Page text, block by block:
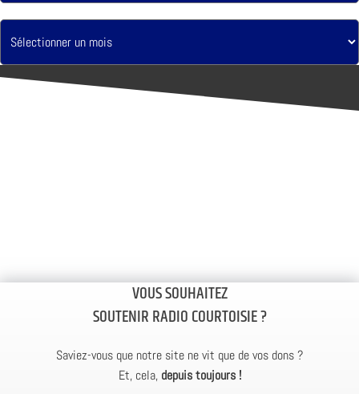
VOUS SOUHAITEZ
SOUTENIR RADIO COURTOISIE ?
Saviez-vous que notre site ne vit que de vos dons ?
Et, cela, depuis toujours !